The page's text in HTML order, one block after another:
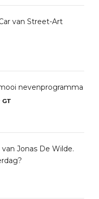
van Street-Art
nevenprogramma
GT
Jonas De Wilde.